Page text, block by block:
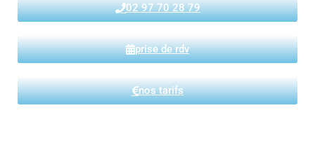
02 97 70 28 79
prise de rdv
nos tarifs